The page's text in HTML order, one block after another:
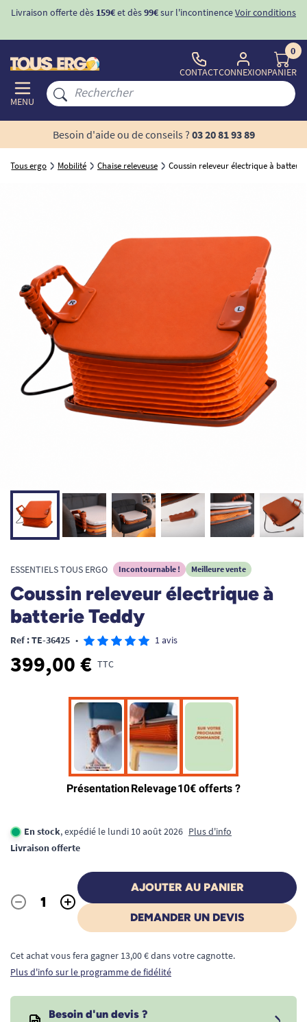
Livraison offerte dès 159€et dès99€sur l'incontinenceVoir conditions
MENU
CONTACTCONNEXION
0
PANIER
Besoin d'aide ou de conseils ? 03 20 81 93 89
Tous ergo Mobilité Chaise releveuse Coussin releveur électrique à batterie
ESSENTIELS TOUS ERGO Incontournable ! Meilleure vente
Coussin releveur électrique à
batterie Teddy
Ref : TE-36425 • 1 avis
399,00 € TTC
En stock, expédié le lundi 10 août 2026 Plus d'info
Livraison offerte
Quantité
- +
AJOUTER AU PANIER
DEMANDER UN DEVIS
Cet achat vous fera gagner 13,00 € dans votre cagnotte.
Plus d'info sur le programme de fidélité
Besoin d'un devis ?